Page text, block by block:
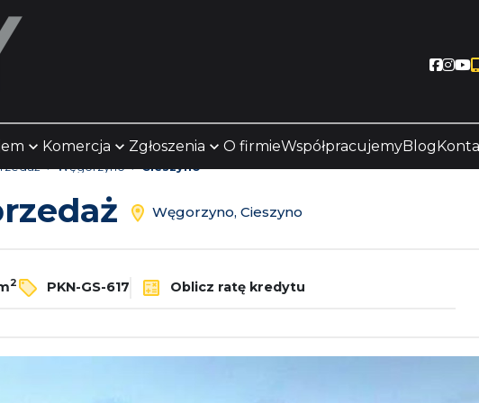
Komercja Zgłoszenia O firmieWspółpracujemyBlog
Węgorzyno Cieszyno
Węgorzyno, Cieszyno
2 PKN-GS-617 Oblicz ratę kredytu